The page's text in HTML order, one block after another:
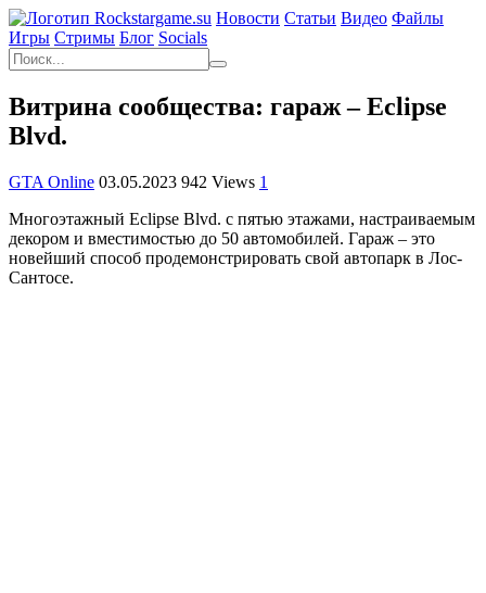
Новости Статьи Видео Файлы
Игры Cтримы Блог Socials
Витрина сообщества: гараж – Eclipse
Blvd.
GTA Online 03.05.2023 942 Views 1
Многоэтажный Eclipse Blvd. с пятью этажами, настраиваемым
декором и вместимостью до 50 автомобилей. Гараж – это
новейший способ продемонстрировать свой автопарк в Лос-
Сантосе.